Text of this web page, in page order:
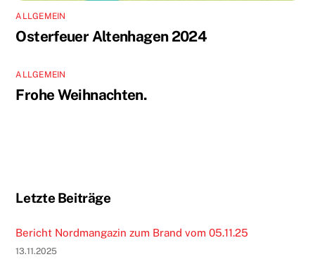
ALLGEMEIN
Osterfeuer Altenhagen 2024
ALLGEMEIN
Frohe Weihnachten.
Letzte Beiträge
Bericht Nordmangazin zum Brand vom 05.11.25
13.11.2025